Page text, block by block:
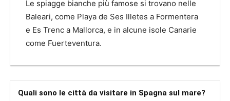
Le spiagge bianche più famose si trovano nelle
Baleari, come Playa de Ses Illetes a Formentera
e Es Trenc a Mallorca, e in alcune isole Canarie
come Fuerteventura.
Quali sono le città da visitare in Spagna sul mare?